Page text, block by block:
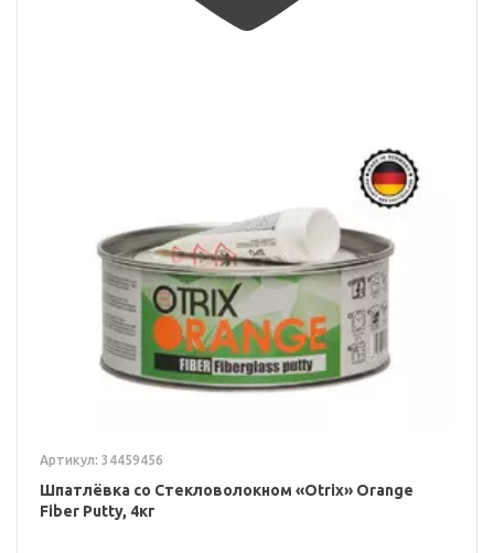
Артикул: 34459456
Шпатлёвка со Стекловолокном «Otrix» Orange
Fiber Putty, 4кг